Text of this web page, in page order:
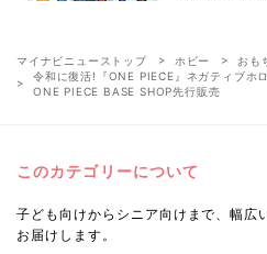
マイナビニューストップ ホビー
おも
令和に復活!『ONE PIECE』ネガティブホ
ONE PIECE BASE SHOP先行販売
このカテゴリーについて
子ども向けからシニア向けまで、幅広
お届けします。